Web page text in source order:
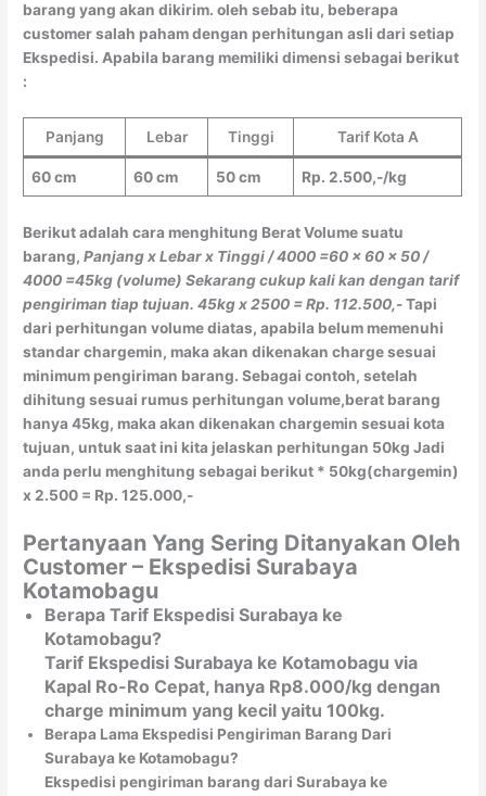
barang yang akan dikirim. oleh sebab itu, beberapa
customer salah paham dengan perhitungan asli dari setiap
Ekspedisi. Apabila barang memiliki dimensi sebagai berikut
:
Panjang Lebar Tinggi Tarif Kota A
60 cm 60 cm 50 cm Rp. 2.500,-/kg
Berikut adalah cara menghitung Berat Volume suatu
barang,Panjang x Lebar x Tinggi / 4000 =60 x 60 x 50 /
4000 =45kg (volume) Sekarang cukup kali kan dengan tarif
pengiriman tiap tujuan. 45kg x 2500 = Rp. 112.500,-Tapi
dari perhitungan volume diatas, apabila belum memenuhi
standar chargemin, maka akan dikenakan charge sesuai
minimum pengiriman barang. Sebagai contoh, setelah
dihitung sesuai rumus perhitungan volume,berat barang
hanya 45kg, maka akan dikenakan chargemin sesuai kota
tujuan, untuk saat ini kita jelaskan perhitungan 50kg Jadi
anda perlu menghitung sebagai berikut * 50kg(chargemin)
x 2.500 = Rp. 125.000,-
Pertanyaan Yang Sering Ditanyakan Oleh
Customer – Ekspedisi Surabaya
Kotamobagu
Berapa Tarif Ekspedisi Surabaya ke
Kotamobagu?
Tarif Ekspedisi Surabaya ke Kotamobagu via
Kapal Ro-Ro Cepat, hanya Rp8.000/kg dengan
charge minimum yang kecil yaitu 100kg.
Berapa Lama Ekspedisi Pengiriman Barang Dari
Surabaya ke Kotamobagu?
Ekspedisi pengiriman barang dari Surabaya ke